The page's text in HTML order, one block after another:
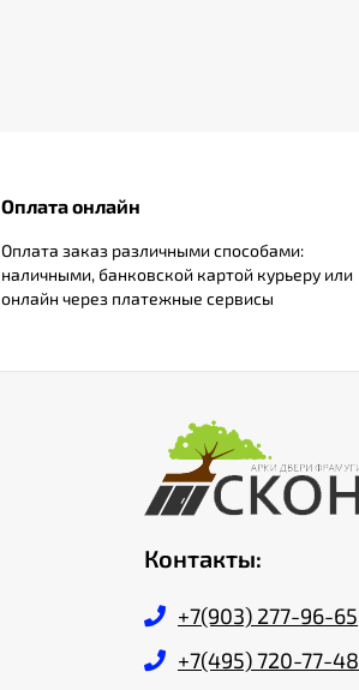
Оплата онлайн
Оплата заказ различными способами:
наличными, банковской картой курьеру или
онлайн через платежные сервисы
Контакты:
+7(903) 277-96-65
+7(495) 720-77-48